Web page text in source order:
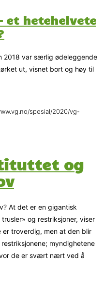
et hetehelvete
2018 var særlig ødeleggende
ut, visnet bort og høy til
spesial/2020/vg-
og
At det er en gigantisk
og restriksjoner, viser
troverdig, men at den blir
myndighetene
de er svært nært ved å